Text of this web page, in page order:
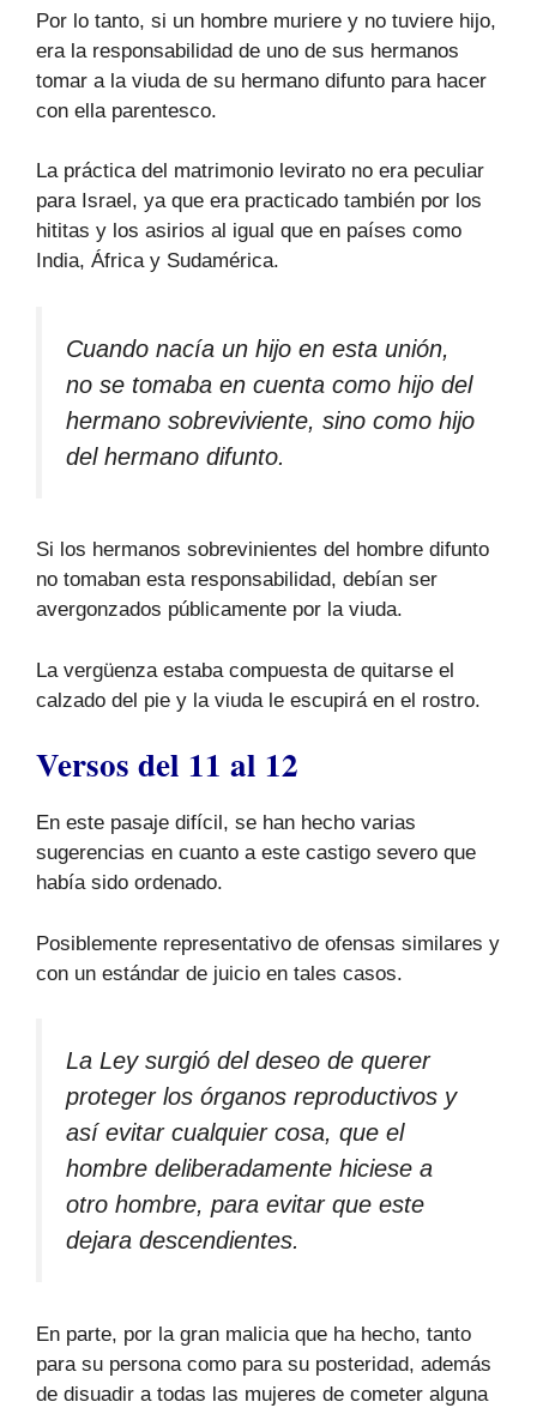
Por lo tanto, si un hombre muriere y no tuviere hijo,
era la responsabilidad de uno de sus hermanos
tomar a la viuda de su hermano difunto para hacer
con ella parentesco.
La práctica del matrimonio levirato no era peculiar
para Israel, ya que era practicado también por los
hititas y los asirios al igual que en países como
India, África y Sudamérica.
Cuando nacía un hijo en esta unión,
no se tomaba en cuenta como hijo del
hermano sobreviviente, sino como hijo
del hermano difunto.
Si los hermanos sobrevinientes del hombre difunto
no tomaban esta responsabilidad, debían ser
avergonzados públicamente por la viuda.
La vergüenza estaba compuesta de quitarse el
calzado del pie y la viuda le escupirá en el rostro.
Versos del 11 al 12
En este pasaje difícil, se han hecho varias
sugerencias en cuanto a este castigo severo que
había sido ordenado.
Posiblemente representativo de ofensas similares y
con un estándar de juicio en tales casos.
La Ley surgió del deseo de querer
proteger los órganos reproductivos y
así evitar cualquier cosa, que el
hombre deliberadamente hiciese a
otro hombre, para evitar que este
dejara descendientes.
En parte, por la gran malicia que ha hecho, tanto
para su persona como para su posteridad, además
de disuadir a todas las mujeres de cometer alguna